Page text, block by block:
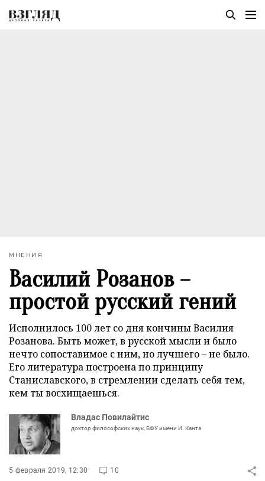
МНЕНИЯ
Василий Розанов –
простой русский гений
Исполнилось 100 лет со дня кончины Василия
Розанова. Быть может, в русской мысли и было
нечто сопоставимое с ним, но лучшего – не было.
Его литература построена по принципу
Станиславского, в стремлении сделать себя тем,
кем ты восхищаешься.
Владас Повилайтис
доктор философских наук, БФУ имени И. Канта
5 февраля 2019, 12:30 10